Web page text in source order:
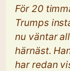
För 20
Trumps
nu väntar
härnäst.
har redan